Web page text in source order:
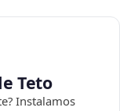
Teto
Instalamos